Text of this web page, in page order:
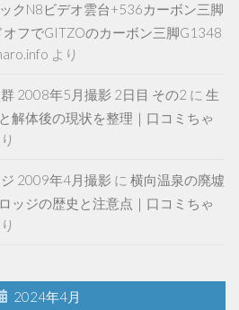
クN8ビデオ雲台+536カーボン三脚
オフでGITZOのカーボン三脚G1348
より
2008年5月撮影 2日目 その2 に 生
解体後の現状を整理｜口コミちゃ
ジ 2009年4月撮影 に 横向温泉の廃墟
ッジの歴史と注意点｜口コミちゃ
2024年4月